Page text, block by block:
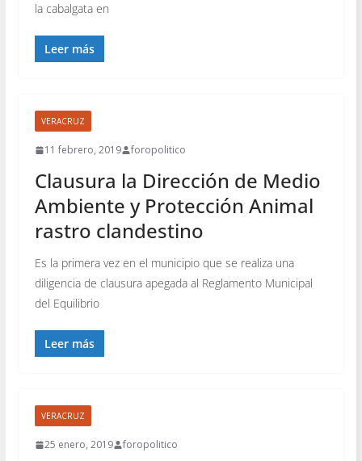
la cabalgata en
Leer más
VERACRUZ
11 febrero, 2019 foropolitico
Clausura la Dirección de Medio
Ambiente y Protección Animal
rastro clandestino
Es la primera vez en el municipio que se realiza una
diligencia de clausura apegada al Reglamento Municipal
del Equilibrio
Leer más
VERACRUZ
25 enero, 2019 foropolitico